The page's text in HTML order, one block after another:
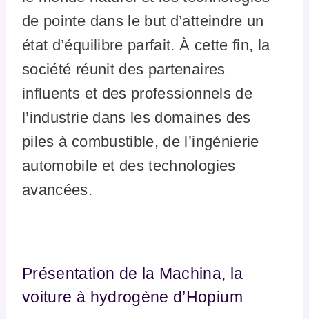
de pointe dans le but d’atteindre un
état d’équilibre parfait. À cette fin, la
société réunit des partenaires
influents et des professionnels de
l’industrie dans les domaines des
piles à combustible, de l’ingénierie
automobile et des technologies
avancées.
Présentation de la Machina, la
voiture à hydrogène d’Hopium